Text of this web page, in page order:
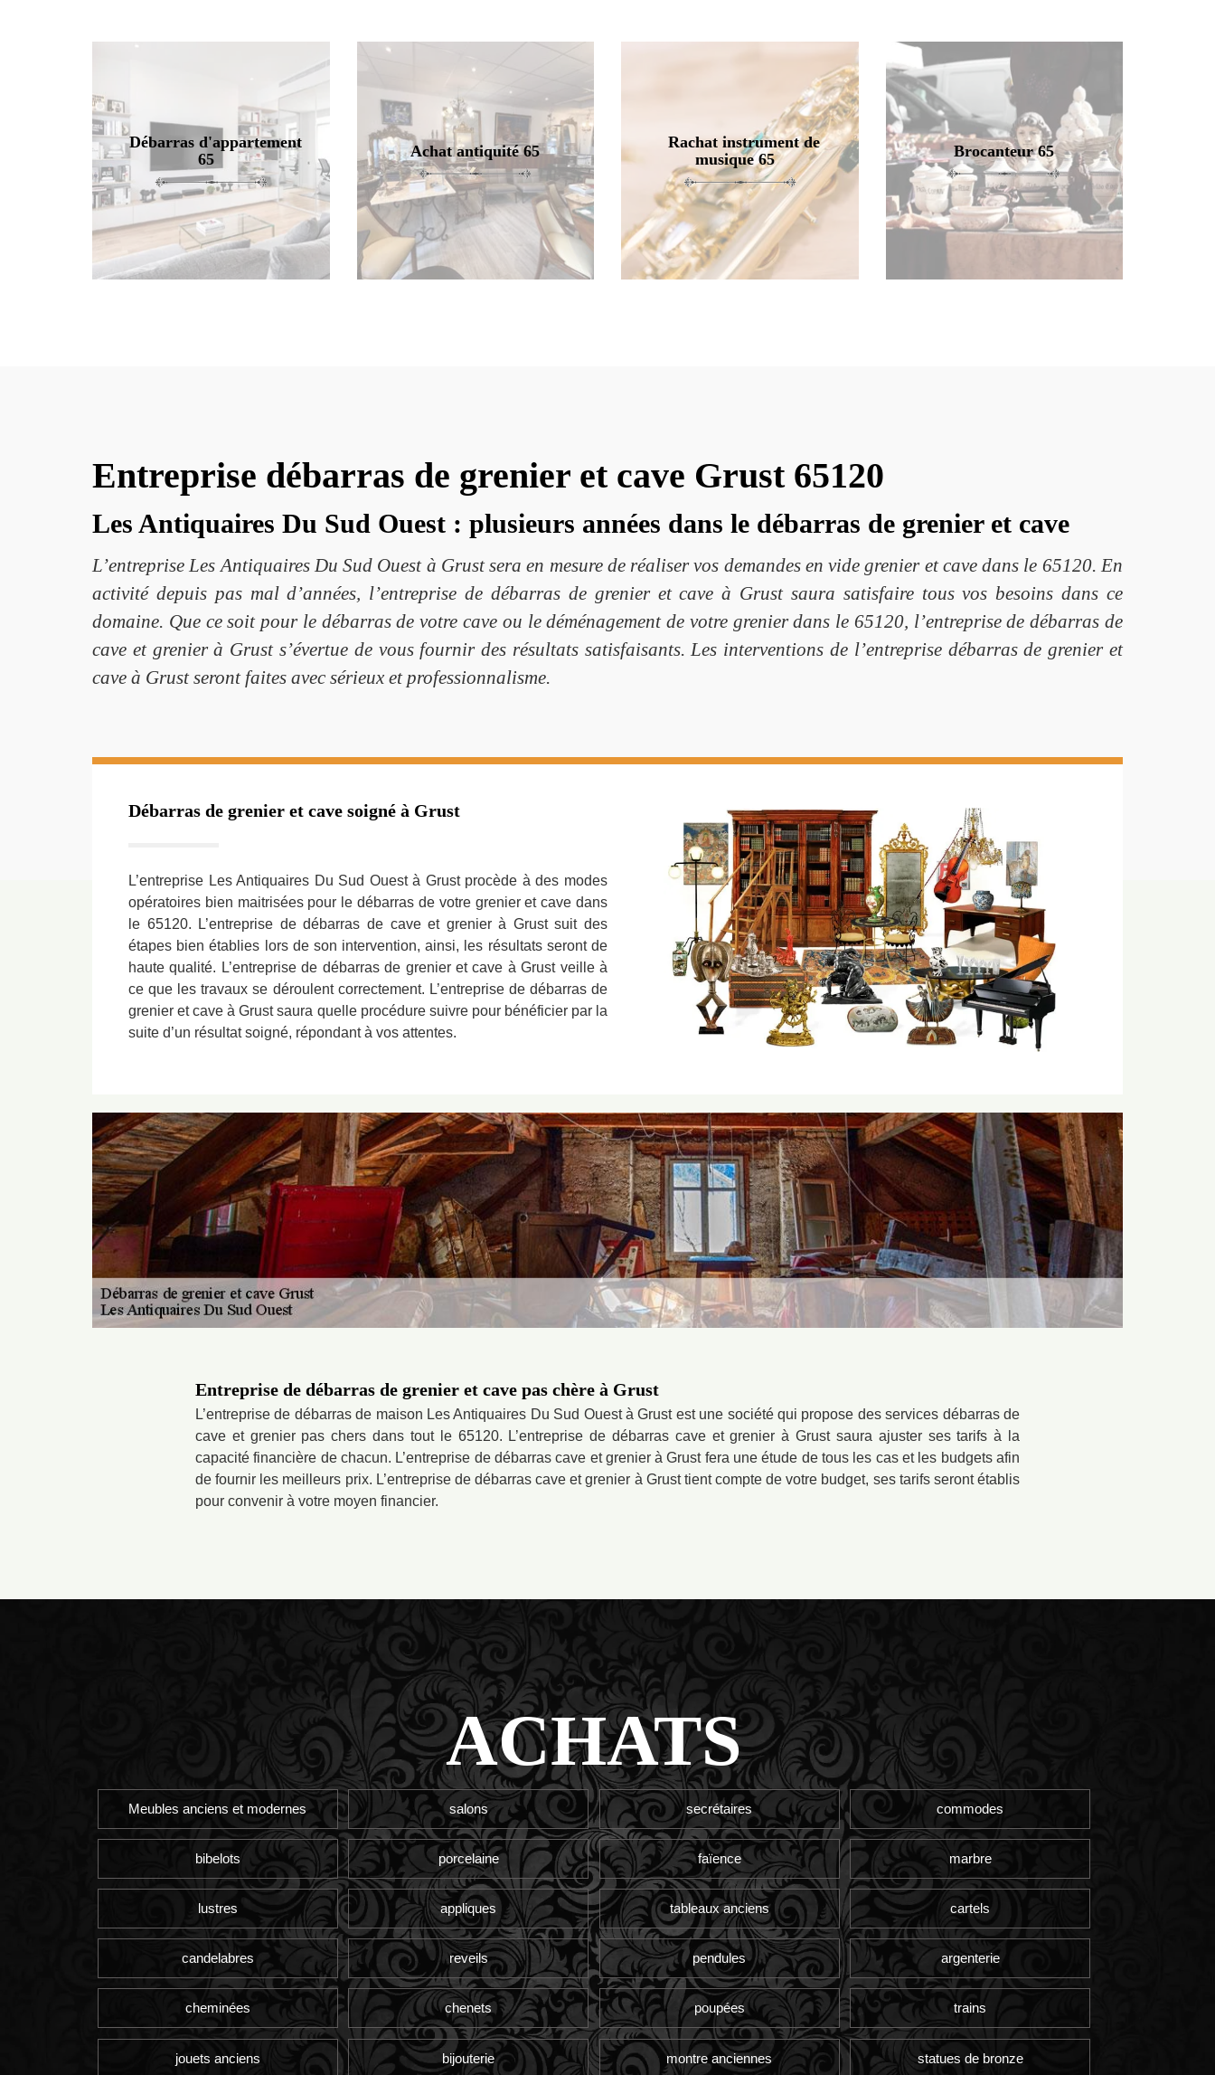
Débarras d'appartement
65
Achat antiquité 65
Rachat instrument de
musique 65
Brocanteur 65
Entreprise débarras de grenier et cave Grust 65120
Les Antiquaires Du Sud Ouest : plusieurs années dans le débarras de grenier et cave
L’entreprise Les Antiquaires Du Sud Ouest à Grust sera en mesure de réaliser vos demandes en vide grenier et cave dans le 65120. En
activité depuis pas mal d’années, l’entreprise de débarras de grenier et cave à Grust saura satisfaire tous vos besoins dans ce
domaine. Que ce soit pour le débarras de votre cave ou le déménagement de votre grenier dans le 65120, l’entreprise de débarras de
cave et grenier à Grust s’évertue de vous fournir des résultats satisfaisants. Les interventions de l’entreprise débarras de grenier et
cave à Grust seront faites avec sérieux et professionnalisme.
Débarras de grenier et cave soigné à Grust
L’entreprise Les Antiquaires Du Sud Ouest à Grust procède à des modes
opératoires bien maitrisées pour le débarras de votre grenier et cave dans
le 65120. L’entreprise de débarras de cave et grenier à Grust suit des
étapes bien établies lors de son intervention, ainsi, les résultats seront de
haute qualité. L’entreprise de débarras de grenier et cave à Grust veille à
ce que les travaux se déroulent correctement. L’entreprise de débarras de
grenier et cave à Grust saura quelle procédure suivre pour bénéficier par la
suite d’un résultat soigné, répondant à vos attentes.
Entreprise de débarras de grenier et cave pas chère à Grust
L’entreprise de débarras de maison Les Antiquaires Du Sud Ouest à Grust est une société qui propose des services débarras de
cave et grenier pas chers dans tout le 65120. L’entreprise de débarras cave et grenier à Grust saura ajuster ses tarifs à la
capacité financière de chacun. L’entreprise de débarras cave et grenier à Grust fera une étude de tous les cas et les budgets afin
de fournir les meilleurs prix. L’entreprise de débarras cave et grenier à Grust tient compte de votre budget, ses tarifs seront établis
pour convenir à votre moyen financier.
ACHATS
Meubles anciens et modernes salons secrétaires commodes
bibelots porcelaine faïence marbre
lustres appliques tableaux anciens cartels
candelabres reveils pendules argenterie
cheminées chenets poupées trains
jouets anciens bijouterie montre anciennes statues de bronze